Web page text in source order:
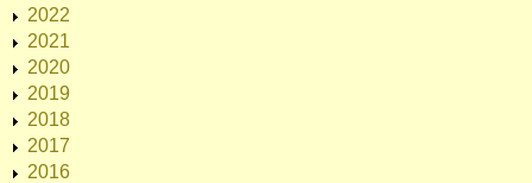
2022
2021
2020
2019
2018
2017
2016